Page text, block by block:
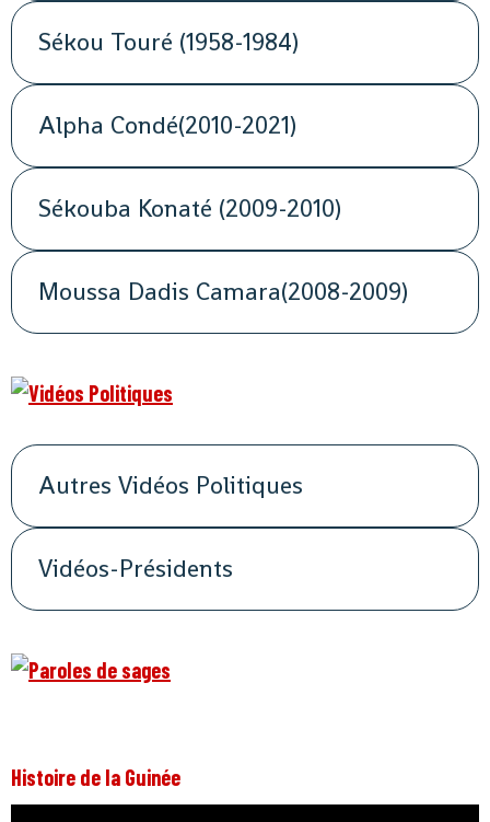
Sékou Touré (1958-1984)
Alpha Condé(2010-2021)
Sékouba Konaté (2009-2010)
Moussa Dadis Camara(2008-2009)
Autres Vidéos Politiques
Vidéos-Présidents
Histoire de la Guinée